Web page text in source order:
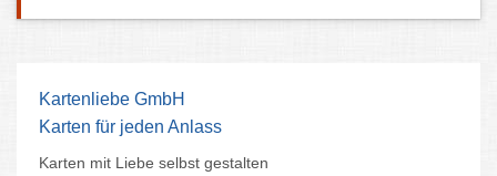
Kartenliebe GmbH
Karten für jeden Anlass
Karten mit Liebe selbst gestalten